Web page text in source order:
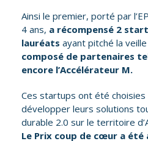
Ainsi le premier, porté par
4 ans, a récompensé 2
lauréats ayant pitché la veille
composé de partenaires
encore l’Accélérateur M.
Ces startups ont été choisies
développer leurs solutions
durable 2.0 sur le territoire
Le Prix coup de cœur a été